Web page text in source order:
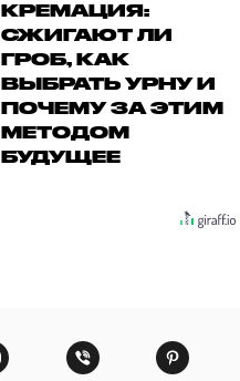
КРЕМАЦИЯ:
СЖИГАЮТ ЛИ
ГРОБ, КАК
ВЫБРАТЬ УРНУ И
ПОЧЕМУ ЗА ЭТИМ
МЕТОДОМ
БУДУЩЕЕ